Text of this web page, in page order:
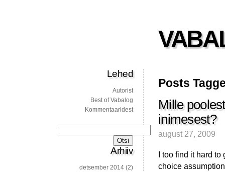
Posts
Mille
inimesest?
august 27, 2009
I too find it hard to
choice
Lehed
Autorist
Best of Vabalog
Kommentaaridest
Arhiiv
detsember 2014 (2)